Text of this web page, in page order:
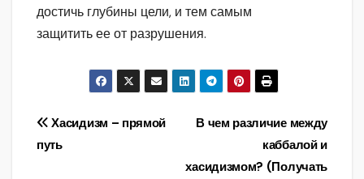
достичь глубины цели, и тем самым
защитить ее от разрушения.
Навигация
по
В чем различие между
каббалой и
хасидизмом? (Получать
Хасидизм – прямой
путь